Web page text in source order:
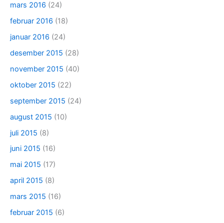
mars 2016 (24)
februar 2016 (18)
januar 2016 (24)
desember 2015 (28)
november 2015 (40)
oktober 2015 (22)
september 2015 (24)
august 2015 (10)
juli 2015 (8)
juni 2015 (16)
mai 2015 (17)
april 2015 (8)
mars 2015 (16)
februar 2015 (6)